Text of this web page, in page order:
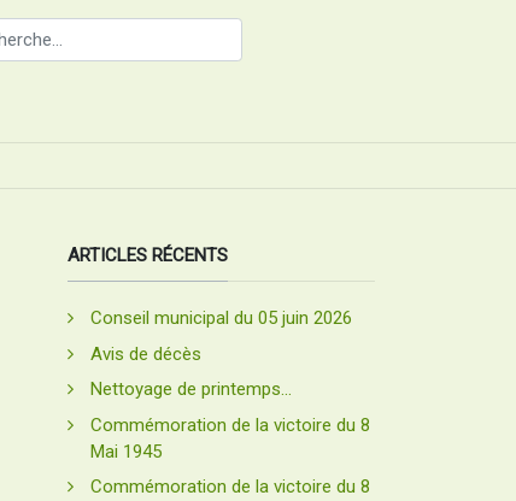
ARTICLES RÉCENTS
Conseil municipal du 05 juin 2026
Avis de décès
Nettoyage de printemps...
Commémoration de la victoire du 8
Mai 1945
Commémoration de la victoire du 8